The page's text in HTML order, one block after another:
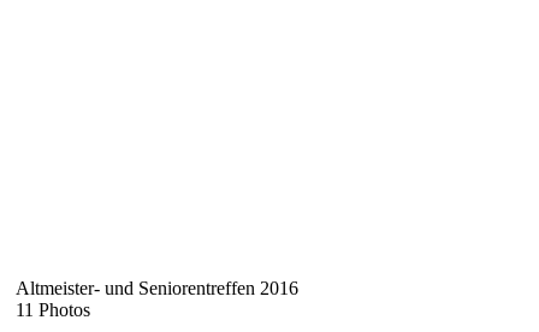
Altmeister- und Seniorentreffen 2016
11 Photos